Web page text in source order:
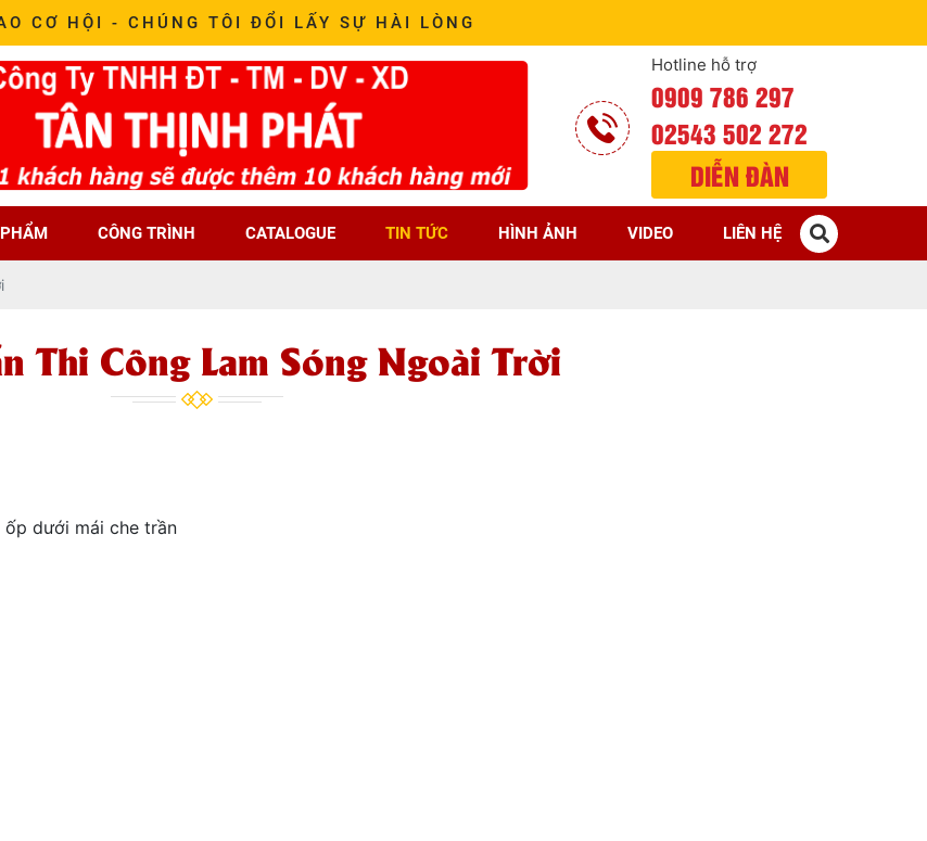
CƠ HỘI - CHÚNG TÔI ĐỔI LẤY SỰ HÀI LÒNG
Hotline hỗ trợ
0909 786 297
02543 502 272
DIỄN ĐÀN
CÔNG TRÌNH CATALOGUE TIN TỨC HÌNH ẢNH VIDEO LIÊN HỆ
Thi Công Lam Sóng Ngoài Trời
dưới mái che trần